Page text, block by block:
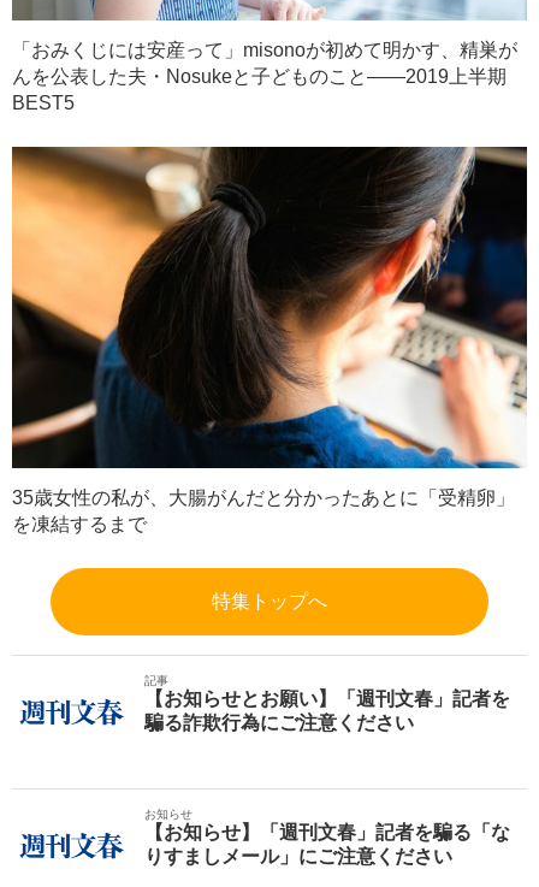
「おみくじには安産って」misonoが初めて明かす、精巣が
んを公表した夫・Nosukeと子どものこと――2019上半期
BEST5
35歳女性の私が、大腸がんだと分かったあとに「受精卵」
を凍結するまで
特集トップへ
記事
【お知らせとお願い】「週刊文春」記者を
騙る詐欺行為にご注意ください
お知らせ
【お知らせ】「週刊文春」記者を騙る「な
りすましメール」にご注意ください